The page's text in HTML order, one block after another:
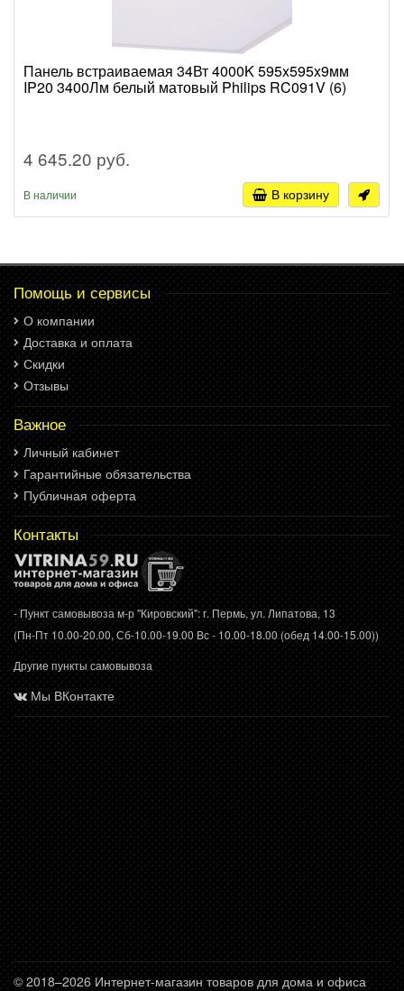
Панель встраиваемая 34Вт 4000K 595x595x9мм
IP20 3400Лм белый матовый Philips RC091V (6)
4 645.20 руб.
В наличии В корзину
Помощь и сервисы
О компании
Доставка и оплата
Скидки
Отзывы
Важное
Личный кабинет
Гарантийные обязательства
Публичная оферта
Контакты
- Пункт самовывоза м-р "Кировский": г. Пермь, ул. Липатова, 13
(Пн-Пт 10.00-20.00, Сб-10.00-19.00 Вс - 10.00-18.00 (обед 14.00-15.00))
Другие пункты самовывоза
Мы ВКонтакте
© 2018–2026 Интернет-магазин товаров для дома и офиса